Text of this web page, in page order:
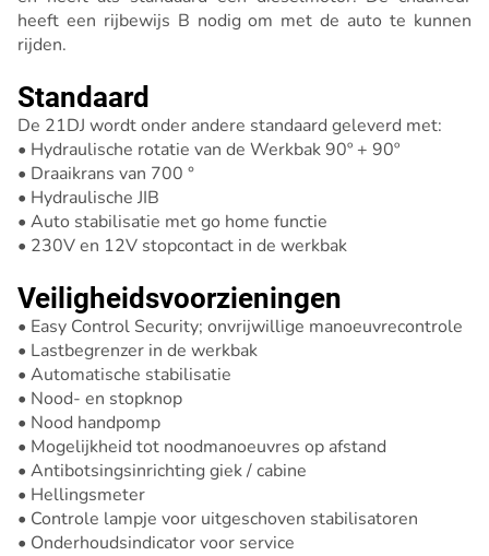
heeft een rijbewijs B nodig om met de auto te kunnen
rijden.
Standaard
De 21DJ wordt onder andere standaard geleverd met:
• Hydraulische rotatie van de Werkbak 90º + 90º
• Draaikrans van 700 °
• Hydraulische JIB
• Auto stabilisatie met go home functie
• 230V en 12V stopcontact in de werkbak
Veiligheidsvoorzieningen
• Easy Control Security; onvrijwillige manoeuvrecontrole
• Lastbegrenzer in de werkbak
• Automatische stabilisatie
• Nood- en stopknop
• Nood handpomp
• Mogelijkheid tot noodmanoeuvres op afstand
• Antibotsingsinrichting giek / cabine
• Hellingsmeter
• Controle lampje voor uitgeschoven stabilisatoren
• Onderhoudsindicator voor service